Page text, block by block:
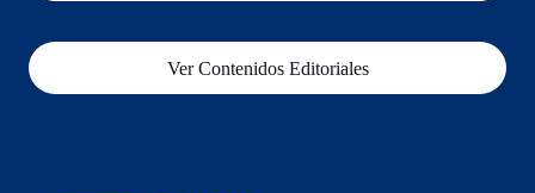
Ver Contenidos Editoriales